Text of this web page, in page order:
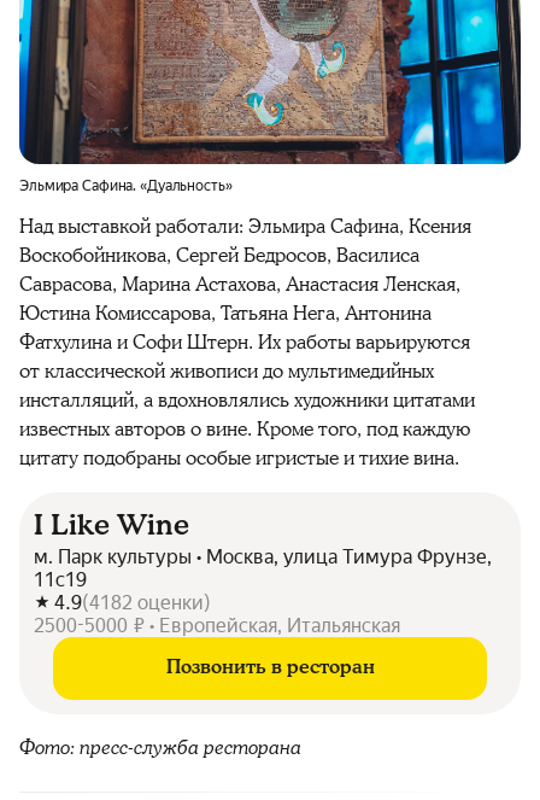
Эльмира Сафина. «Дуальность»
Над выставкой работали: Эльмира Сафина, Ксения
Воскобойникова, Сергей Бедросов, Василиса
Саврасова, Марина Астахова, Анастасия Ленская,
Юстина Комиссарова, Татьяна Нега, Антонина
Фатхулина и Софи Штерн. Их работы варьируются
от классической живописи до мультимедийных
инсталляций, а вдохновлялись художники цитатами
известных авторов о вине. Кроме того, под каждую
цитату подобраны особые игристые и тихие вина.
I Like Wine
м. Парк культуры • Москва, улица Тимура Фрунзе,
11с19
4.9(4182 оценки)
2500-5000 ₽ • Европейская, Итальянская
Позвонить в ресторан
Фото: пресс-служба ресторана